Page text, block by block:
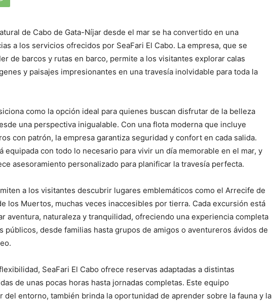
de Cabo de Gata-Níjar desde el mar se ha convertido en una
a los servicios ofrecidos por SeaFari El Cabo. La empresa, que se
de barcos y rutas en barco, permite a los visitantes explorar calas
y paisajes impresionantes en una travesía inolvidable para toda la
como la opción ideal para quienes buscan disfrutar de la belleza
una perspectiva inigualable. Con una flota moderna que incluye
con patrón, la empresa garantiza seguridad y confort en cada salida.
equipada con todo lo necesario para vivir un día memorable en el mar, y
asesoramiento personalizado para planificar la travesía perfecta.
a los visitantes descubrir lugares emblemáticos como el Arrecife de
los Muertos, muchas veces inaccesibles por tierra. Cada excursión está
aventura, naturaleza y tranquilidad, ofreciendo una experiencia completa
públicos, desde familias hasta grupos de amigos o aventureros ávidos de
SeaFari El Cabo ofrece reservas adaptadas a distintas
de unas pocas horas hasta jornadas completas. Este equipo
del entorno, también brinda la oportunidad de aprender sobre la fauna y la